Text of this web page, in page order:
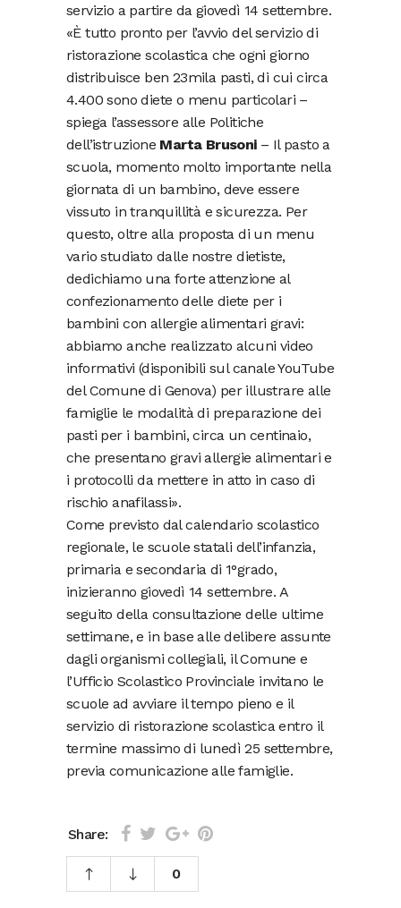
servizio a partire da giovedì 14 settembre.
«È tutto pronto per l’avvio del servizio di
ristorazione scolastica che ogni giorno
distribuisce ben 23mila pasti, di cui circa
4.400 sono diete o menu particolari –
spiega l’assessore alle Politiche
dell’istruzione Marta Brusoni – Il pasto a
scuola, momento molto importante nella
giornata di un bambino, deve essere
vissuto in tranquillità e sicurezza. Per
questo, oltre alla proposta di un menu
vario studiato dalle nostre dietiste,
dedichiamo una forte attenzione al
confezionamento delle diete per i
bambini con allergie alimentari gravi:
abbiamo anche realizzato alcuni video
informativi (disponibili sul canale YouTube
del Comune di Genova) per illustrare alle
famiglie le modalità di preparazione dei
pasti per i bambini, circa un centinaio,
che presentano gravi allergie alimentari e
i protocolli da mettere in atto in caso di
rischio anafilassi».
Come previsto dal calendario scolastico
regionale, le scuole statali dell’infanzia,
primaria e secondaria di 1°grado,
inizieranno giovedì 14 settembre. A
seguito della consultazione delle ultime
settimane, e in base alle delibere assunte
dagli organismi collegiali, il Comune e
l’Ufficio Scolastico Provinciale invitano le
scuole ad avviare il tempo pieno e il
servizio di ristorazione scolastica entro il
termine massimo di lunedì 25 settembre,
previa comunicazione alle famiglie.
Share:
0